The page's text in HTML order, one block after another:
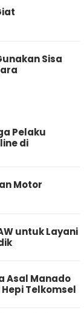
Sisa
Pelaku
di
Motor
untuk Layani
Asal Manado
Telkomsel